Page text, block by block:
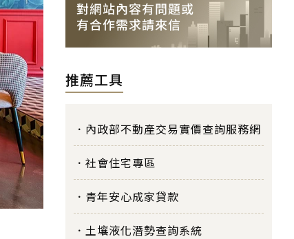
推薦工具
內政部不動產交易實價查詢服務網
社會住宅專區
青年安心成家貸款
土壤液化潛勢查詢系統